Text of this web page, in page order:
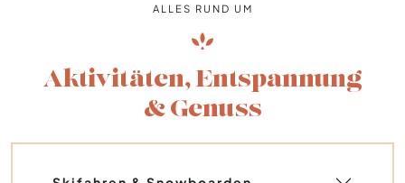
ALLES RUND UM
Aktivitäten, Entspannung
& Genuss